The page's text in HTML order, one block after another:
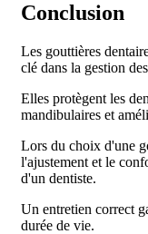
Conclusion
Les gouttières
clé dans la gestion
Elles protègent les
mandibulaires et
Lors du choix d'une
l'ajustement et le
d'un dentiste.
Un entretien correct
durée de vie.